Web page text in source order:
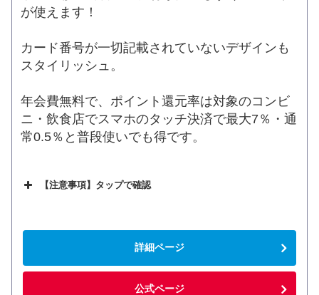
が使えます！
カード番号が一切記載されていないデザインも
スタイリッシュ。
年会費無料で、ポイント還元率は対象のコンビ
ニ・飲食店でスマホのタッチ決済で最大7％・通
常0.5％と普段使いでも得です。
【注意事項】タップで確認
詳細ページ
公式ページ